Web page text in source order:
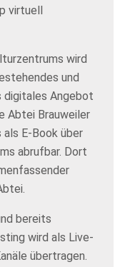
virtuell
wird
und
digitales Angebot
Abtei Brauweiler
als E-Book über
abrufbar. Dort
.
bereits
wird als Live-
übertragen.